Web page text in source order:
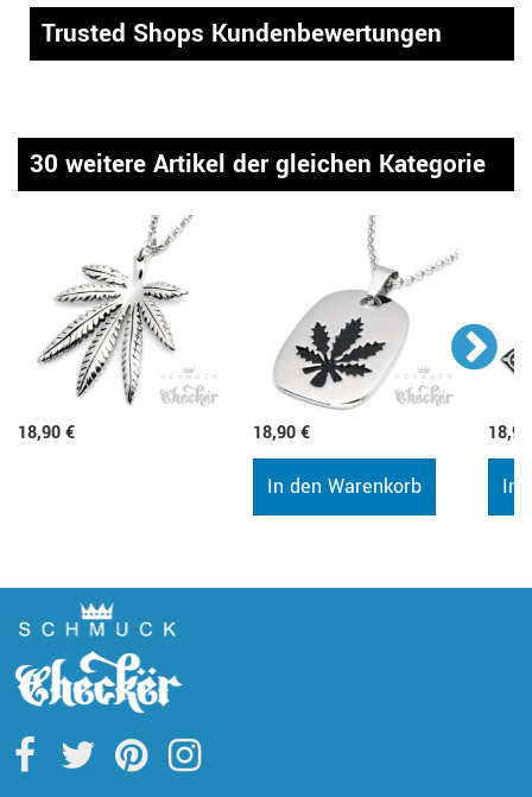
Trusted Shops Kundenbewertungen
30 weitere Artikel der gleichen Kategorie
18,90 € 18,90 €
In den Warenkorb In